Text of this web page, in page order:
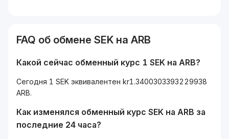
FAQ об обмене SEK на ARB
Какой сейчас обменный курс 1 SEK на ARB?
Сегодня 1 SEK эквивалентен kr1.3400303393229938
ARB.
Как изменялся обменный курс SEK на ARB за
последние 24 часа?